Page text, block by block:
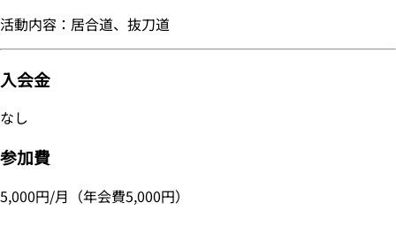
活動内容：居合道、抜刀道
入会金
なし
参加費
5,000円/月（年会費5,000円）